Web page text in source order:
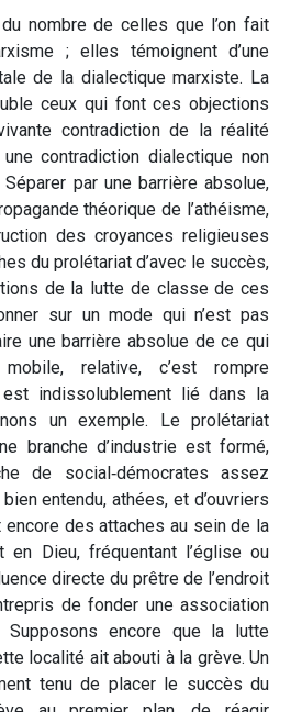
nombre de celles que l’on fait
; elles témoignent d’une
de la dialectique marxiste. La
ceux qui font ces objections
contradiction de la réalité
une contradiction dialectique non
par une barrière absolue,
théorique de l’athéisme,
des croyances religieuses
du prolétariat d’avec le succès,
de la lutte de classe de ces
sur un mode qui n’est pas
une barrière absolue de ce qui
relative, c’est rompre
indissolublement lié dans la
un exemple. Le prolétariat
branche d’industrie est formé,
de social‑démocrates assez
entendu, athées, et d’ouvriers
des attaches au sein de la
en Dieu, fréquentant l’église ou
directe du prêtre de l’endroit
de fonder une association
Supposons encore que la lutte
localité ait abouti à la grève. Un
tenu de placer le succès du